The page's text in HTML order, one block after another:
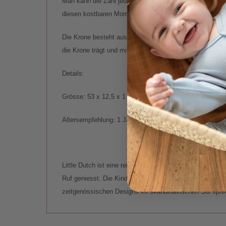
diesen kostbaren Moment fest! Oder entscheide dich
Die Krone besteht aus weich gepolstertem und
die Krone trägt und mit jedem Lächeln und Kichern
Details:
Grösse: 53 x 12,5 x 1 cm
Altersempfehlung: 1 Jahr
Little Dutch ist eine reizende niederländische Marke,
Ruf geniesst. Die Kinderartikel, Accessoires und
zeitgenössischen Designs im skandinavischen Stil